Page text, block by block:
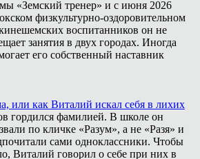
«Земский тренер» и с июня 2026
физкультурно-оздоровительном
воспитанников он не
занятия в двух городах. Иногда
его собственный наставник
или как Виталий искал себя в лихих
гордился фамилией. В школе он
по кличке «Разум», а не «Разя» и
сами одноклассники. Чтобы
Виталий говорил о себе при них в